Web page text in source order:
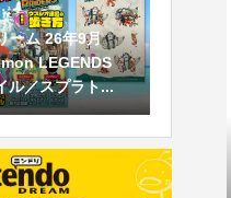
ーム 26年9月
LEGENDS
ル／スプラト...